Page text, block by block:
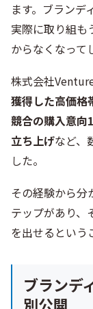
ます。ブランデ
実際に取り組も
からなくなって
株式会社
獲得した高価格
競合の購入意向
立ち上げなど、
した。
その経験から分
テップがあり、
を出せるという
ブランデ
別公開